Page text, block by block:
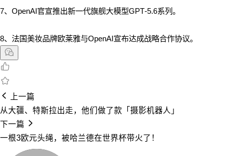
7、OpenAI官宣推出新一代旗舰大模型GPT‑5.6系列。
8、 法国美妆品牌欧莱雅与OpenAI宣布达成战略合作协议。
上一篇
从大疆、特斯拉出走，他们做了款「摄影机器人」
下一篇
一根3欧元头绳，被哈兰德在世界杯带火了！